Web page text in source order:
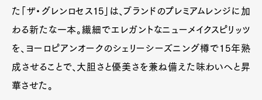
た「ザ・グレンロセス15」は、ブランドのプレミアムレンジに加
わる新たな一本。繊細でエレガントなニューメイクスピリッツ
を、ヨーロピアンオークのシェリーシーズニング樽で15年熟
成させることで、大胆さと優美さを兼ね備えた味わいへと昇
華させた。